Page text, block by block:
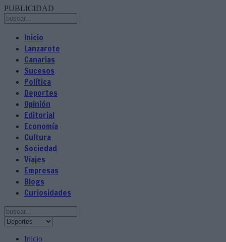
PUBLICIDAD
Inicio
Lanzarote
Canarias
Sucesos
Política
Deportes
Opinión
Editorial
Economía
Cultura
Sociedad
Viajes
Empresas
Blogs
Curiosidades
Inicio